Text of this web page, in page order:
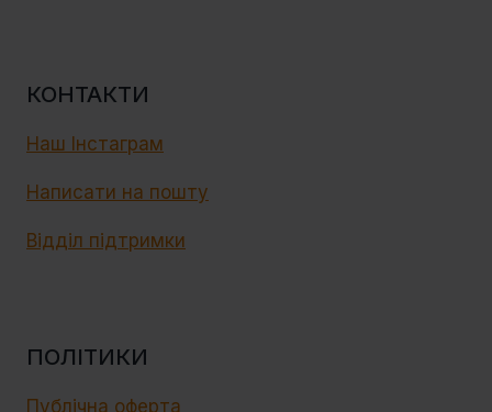
КОНТАКТИ
Наш Інстаграм
Написати на пошту
Відділ підтримки
ПОЛІТИКИ
Публічна оферта